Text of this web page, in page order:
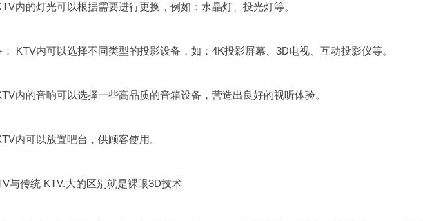
内的灯光可以根据需要进行更换，例如：水晶灯、投光灯等。
KTV内可以选择不同类型的投影设备，如：4K投影屏幕、3D电视、互动投影仪等。
内的音响可以选择一些高品质的音箱设备，营造出良好的视听体验。
内可以放置吧台，供顾客使用。
与传统 KTV.大的区别就是裸眼3D技术